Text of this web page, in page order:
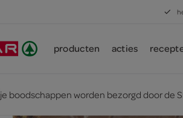
producten acties
je boodschappen worden bezorgd door de